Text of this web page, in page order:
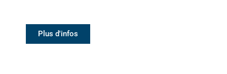
Plus d'infos